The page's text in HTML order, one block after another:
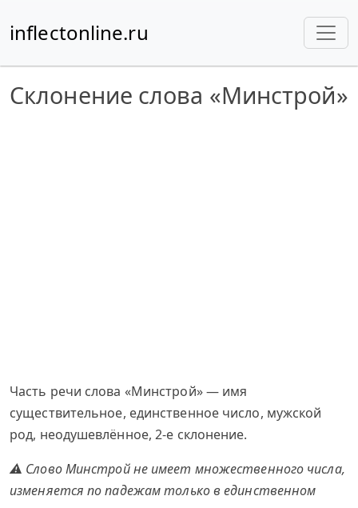
inflectonline.ru
Склонение слова «Минстрой»
Часть речи слова «Минстрой» — имя
существительное, единственное число, мужской
род, неодушевлённое, 2-е склонение.
⚠ Слово Минстрой не имеет множественного числа,
изменяется по падежам только в единственном